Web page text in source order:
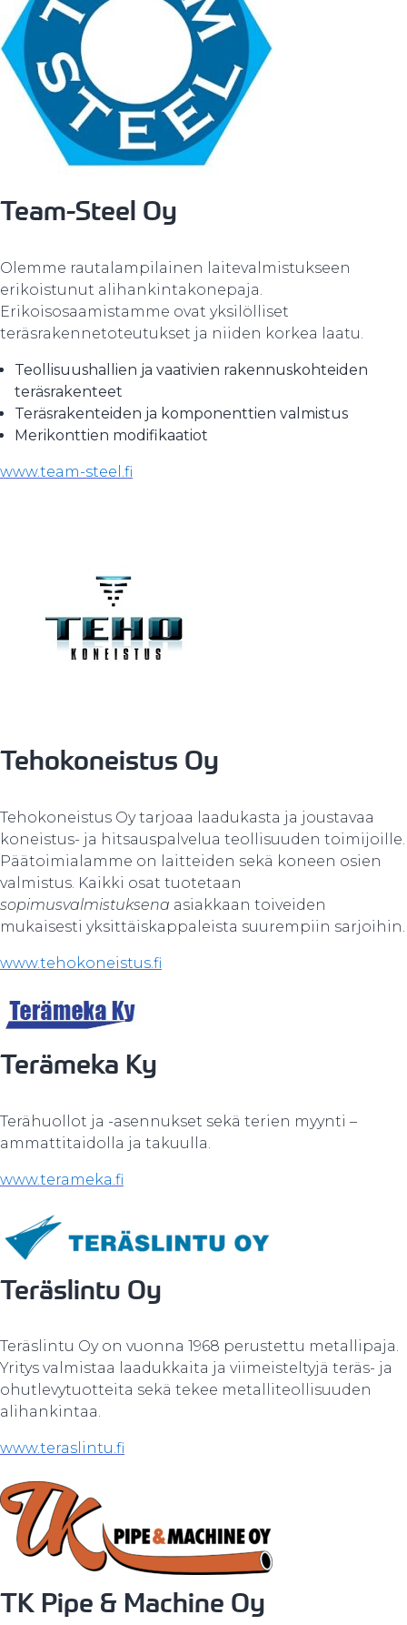
Team-Steel Oy
Olemme rautalampilainen laitevalmistukseen
erikoistunut alihankintakonepaja.
Erikoisosaamistamme ovat yksilölliset
teräsrakennetoteutukset ja niiden korkea laatu.
Teollisuushallien ja vaativien rakennuskohteiden
teräsrakenteet
Teräsrakenteiden ja komponenttien valmistus
Merikonttien modifikaatiot
www.team-steel.fi
Tehokoneistus Oy
Tehokoneistus Oy tarjoaa laadukasta ja joustavaa
koneistus- ja hitsauspalvelua teollisuuden toimijoille.
Päätoimialamme on laitteiden sekä koneen osien
valmistus. Kaikki osat tuotetaan
sopimusvalmistuksena asiakkaan toiveiden
mukaisesti yksittäiskappaleista suurempiin sarjoihin.
www.tehokoneistus.fi
Terämeka Ky
Terähuollot ja -asennukset sekä terien myynti –
ammattitaidolla ja takuulla.
www.terameka.fi
Teräslintu Oy
Teräslintu Oy on vuonna 1968 perustettu metallipaja.
Yritys valmistaa laadukkaita ja viimeisteltyjä teräs- ja
ohutlevytuotteita sekä tekee metalliteollisuuden
alihankintaa.
www.teraslintu.fi
TK Pipe & Machine Oy